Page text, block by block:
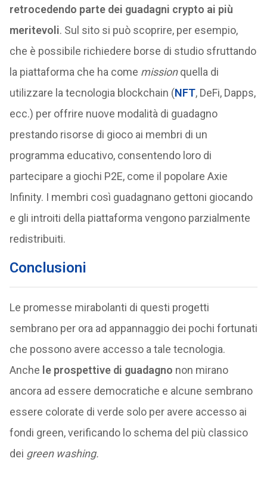
retrocedendo parte dei guadagni crypto ai più
meritevoli. Sul sito si può scoprire, per esempio,
che è possibile richiedere borse di studio sfruttando
la piattaforma che ha come missionquella di
utilizzare la tecnologia blockchain (NFT, DeFi, Dapps,
ecc.) per offrire nuove modalità di guadagno
prestando risorse di gioco ai membri di un
programma educativo, consentendo loro di
partecipare a giochi P2E, come il popolare Axie
Infinity. I membri così guadagnano gettoni giocando
e gli introiti della piattaforma vengono parzialmente
redistribuiti.
Conclusioni
Le promesse mirabolanti di questi progetti
sembrano per ora ad appannaggio dei pochi fortunati
che possono avere accesso a tale tecnologia.
Anche le prospettive di guadagno non mirano
ancora ad essere democratiche e alcune sembrano
essere colorate di verde solo per avere accesso ai
fondi green, verificando lo schema del più classico
dei green washing.